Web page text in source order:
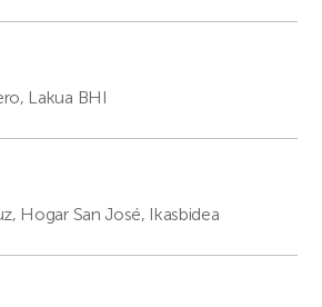
Lakua BHI
Hogar San José, Ikasbidea